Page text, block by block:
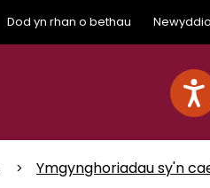
Dod yn rhan o bethau
Ymgynghoriadau sy'n